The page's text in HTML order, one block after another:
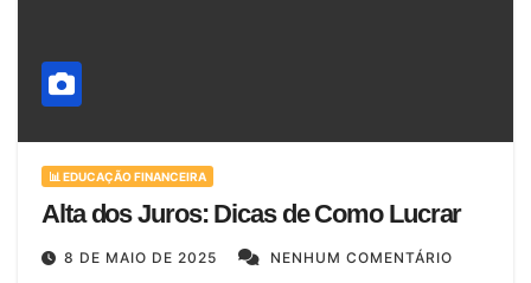
📊 EDUCAÇÃO FINANCEIRA
Alta dos Juros: Dicas de Como Lucrar
8 DE MAIO DE 2025 NENHUM COMENTÁRIO